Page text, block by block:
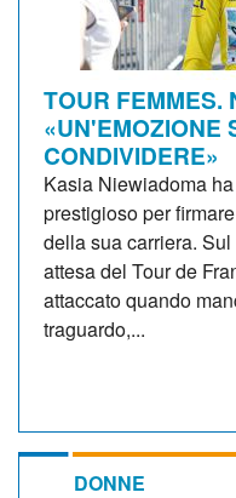
TOUR FEMMES.
«UN'EMOZIONE
CONDIVIDERE»
Kasia Niewiadoma
prestigioso per
della sua carriera.
attesa del Tour de
attaccato quando
traguardo,...
DONNE